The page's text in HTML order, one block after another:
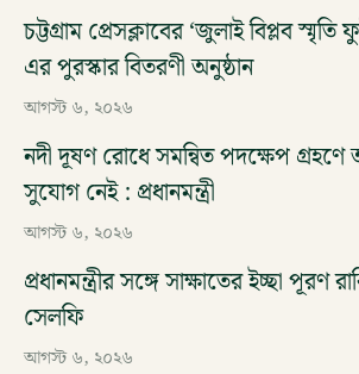
চট্টগ্রাম প্রেসক্লাবের ‘জুলাই বিপ্লব স্মৃতি
এর পুরস্কার বিতরণী অনুষ্ঠান
আগস্ট ৬, ২০২৬
নদী দূষণ রোধে সমন্বিত পদক্ষেপ
সুযোগ নেই : প্রধানমন্ত্রী
আগস্ট ৬, ২০২৬
প্রধানমন্ত্রীর সঙ্গে সাক্ষাতের ইচ্ছা পূরণ
সেলফি
আগস্ট ৬, ২০২৬